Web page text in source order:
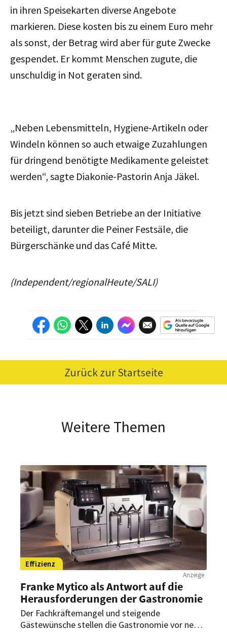
in ihren Speisekarten diverse Angebote
markieren. Diese kosten bis zu einem Euro mehr
als sonst, der Betrag wird aber für gute Zwecke
gespendet. Er kommt Menschen zugute, die
unschuldig in Not geraten sind.
„Neben Lebensmitteln, Hygiene-Artikeln oder
Windeln können so auch etwaige Zuzahlungen
für dringend benötigte Medikamente geleistet
werden“, sagte Diakonie-Pastorin Anja Jäkel.
Bis jetzt sind sieben Betriebe an der Initiative
beteiligt, darunter die Peiner Festsäle, die
Bürgerschänke und das Café Mitte.
(Independent/regionalHeute/SALI)
Zurück zur Startseite
Weitere Themen
Effizienz
Anzeige
Franke Mytico als Antwort auf die
Herausforderungen der Gastronomie
Der Fachkräftemangel und steigende
Gästewünsche stellen die Gastronomie vor neue